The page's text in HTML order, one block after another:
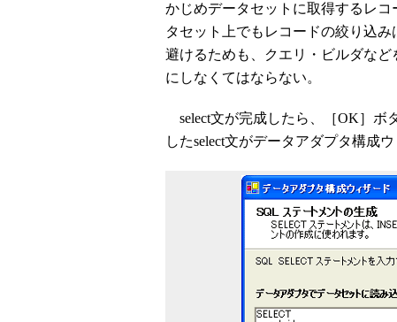
かじめデータセットに取得するレコ
タセット上でもレコードの絞り込
避けるためも、クエリ・ビルダな
にしなくてはならない。
select文が完成したら、［OK］ボ
したselect文がデータアダプタ構成